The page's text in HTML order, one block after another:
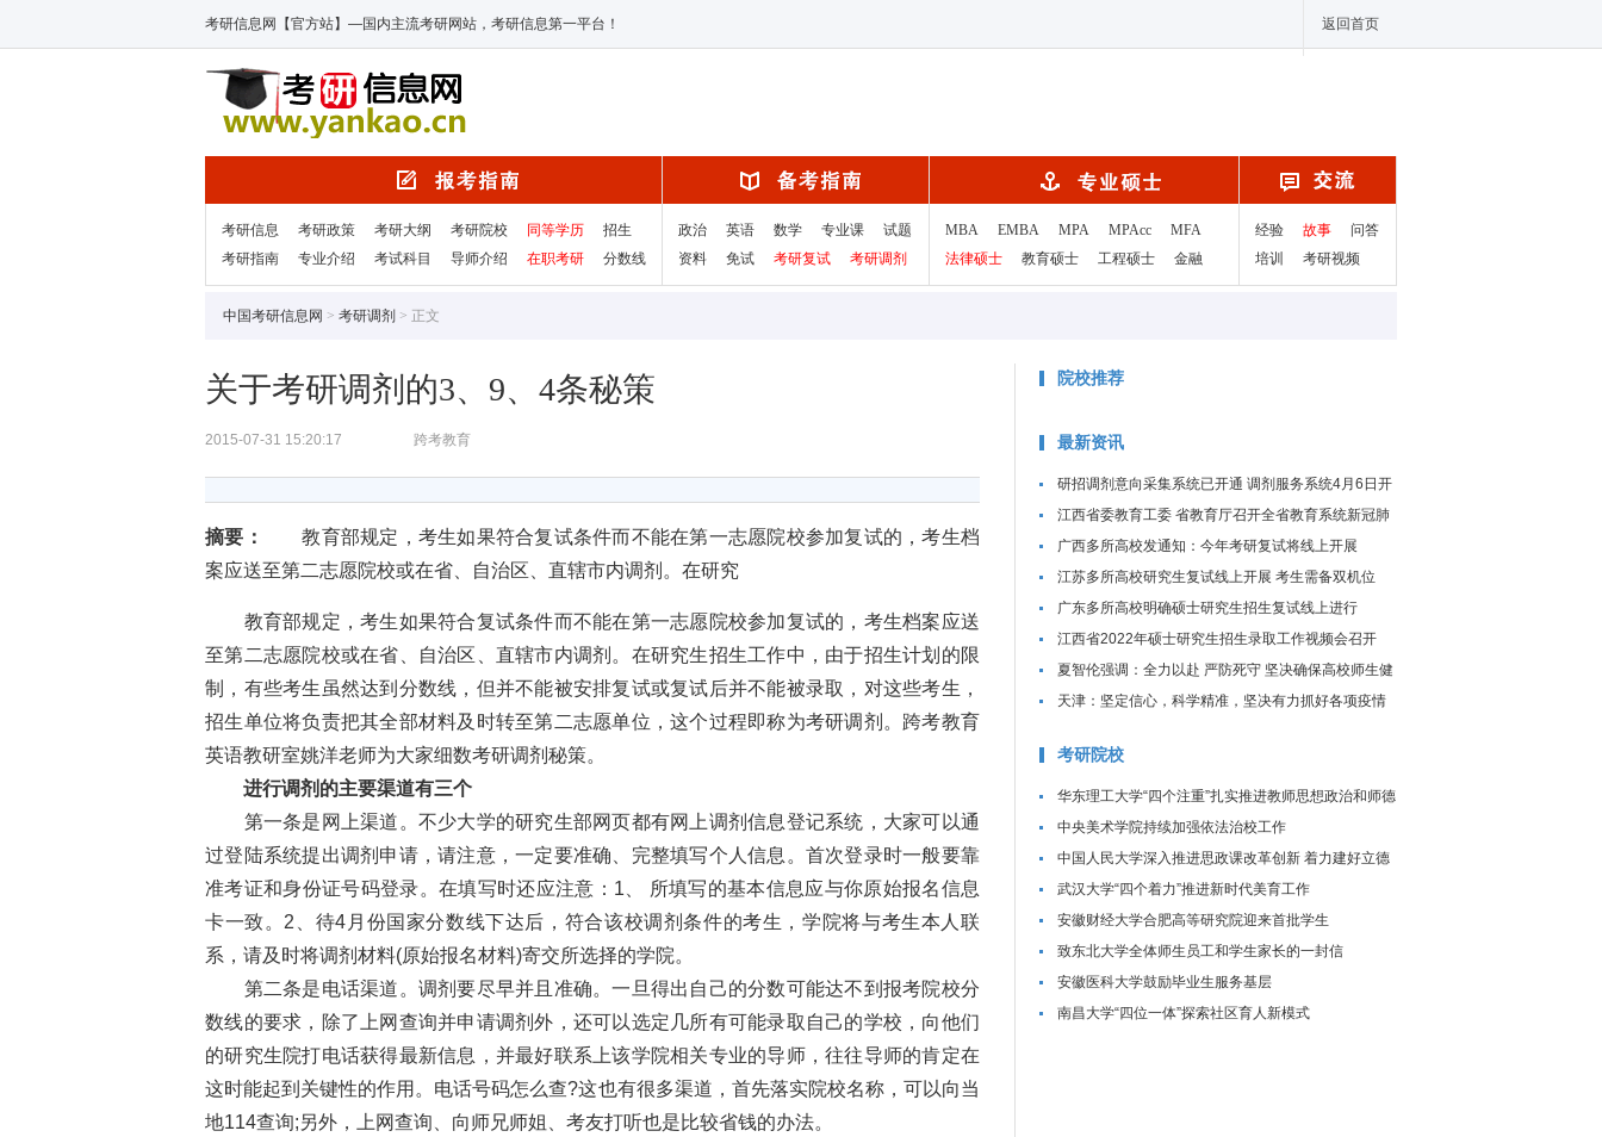
考研信息网【官方站】—国内主流考研网站，考研信息第一平台！ 返回首页
考研信息 考研政策 考研大纲 考研院校 同等学历
招生
考研指南
专业介绍 考试科目 导师介绍 在职考研 分数线
政治 英语 数学 专业课
试题
资料
免试 考研复试 考研调剂
MBA EMBA MPA MPAcc
MFA
法律硕士
教育硕士 工程硕士 金融
经验 故事
问答
培训
考研视频
中国考研信息网 > 考研调剂 > 正文
关于考研调剂的3、9、4条秘策
2015-07-31 15:20:17 跨考教育
摘要：
教育部规定，考生如果符合复试条件而不能在第一志愿院校参加复试的，考生档
案应送至第二志愿院校或在省、自治区、直辖市内调剂。在研究
教育部规定，考生如果符合复试条件而不能在第一志愿院校参加复试的，考生档案应送
至第二志愿院校或在省、自治区、直辖市内调剂。在研究生招生工作中，由于招生计划的限
制，有些考生虽然达到分数线，但并不能被安排复试或复试后并不能被录取，对这些考生，
招生单位将负责把其全部材料及时转至第二志愿单位，这个过程即称为考研调剂。跨考教育
英语教研室姚洋老师为大家细数考研调剂秘策。
进行调剂的主要渠道有三个
第一条是网上渠道。不少大学的研究生部网页都有网上调剂信息登记系统，大家可以通
过登陆系统提出调剂申请，请注意，一定要准确、完整填写个人信息。首次登录时一般要靠
准考证和身份证号码登录。在填写时还应注意：1、 所填写的基本信息应与你原始报名信息
卡一致。2、待4月份国家分数线下达后，符合该校调剂条件的考生，学院将与考生本人联
系，请及时将调剂材料(原始报名材料)寄交所选择的学院。
第二条是电话渠道。调剂要尽早并且准确。一旦得出自己的分数可能达不到报考院校分
数线的要求，除了上网查询并申请调剂外，还可以选定几所有可能录取自己的学校，向他们
的研究生院打电话获得最新信息，并最好联系上该学院相关专业的导师，往往导师的肯定在
这时能起到关键性的作用。电话号码怎么查?这也有很多渠道，首先落实院校名称，可以向当
地114查询;另外，上网查询、向师兄师姐、考友打听也是比较省钱的办法。
院校推荐
最新资讯
研招调剂意向采集系统已开通 调剂服务系统4月6日开
通
江西省委教育工委 省教育厅召开全省教育系统新冠肺
炎疫情防控工作视频调度会议
广西多所高校发通知：今年考研复试将线上开展
江苏多所高校研究生复试线上开展 考生需备双机位
广东多所高校明确硕士研究生招生复试线上进行
江西省2022年硕士研究生招生录取工作视频会召开
夏智伦强调：全力以赴 严防死守 坚决确保高校师生健
康、校园平安
天津：坚定信心，科学精准，坚决有力抓好各项疫情
考研院校
华东理工大学“四个注重”扎实推进教师思想政治和师德
师风建设工作
中央美术学院持续加强依法治校工作
中国人民大学深入推进思政课改革创新 着力建好立德
树人关键课程
武汉大学“四个着力”推进新时代美育工作
安徽财经大学合肥高等研究院迎来首批学生
致东北大学全体师生员工和学生家长的一封信
安徽医科大学鼓励毕业生服务基层
南昌大学“四位一体”探索社区育人新模式